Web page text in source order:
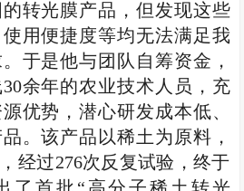
转光膜产品，但发现这些
用便捷度等均无法满足我
于是他与团队自筹资金，
余年的农业技术人员，充
优势，潜心研发成本低、
。该产品以稀土为原料，
经过276次反复试验，终于